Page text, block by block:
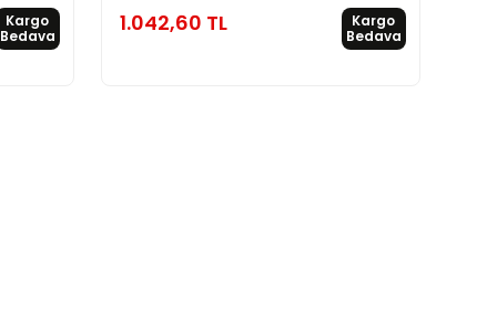
Kargo
Bedava
1.042,60 TL
Kargo
Bedava